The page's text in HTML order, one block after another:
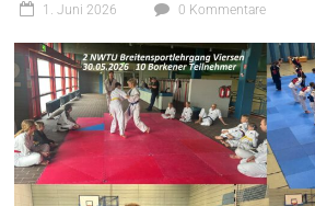
1. Juni 2026 0 Kommentare